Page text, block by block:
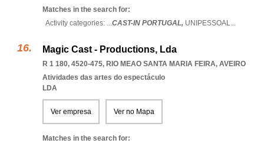
Matches in the search for:
Activity categories: ...CAST-IN PORTUGAL, UNIPESSOAL...
Magic Cast - Productions, Lda
R 1 180, 4520-475, RIO MEAO SANTA MARIA FEIRA, AVEIRO
Atividades das artes do espectáculo
LDA
Ver empresa Ver no Mapa
Matches in the search for: